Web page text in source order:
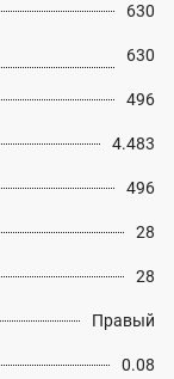
630
630
496
4.483
496
28
28
Правый
0.08